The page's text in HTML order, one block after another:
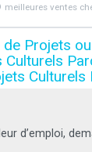
meilleures ventes
Projets ou
Culturels
Culturels
d’emploi,